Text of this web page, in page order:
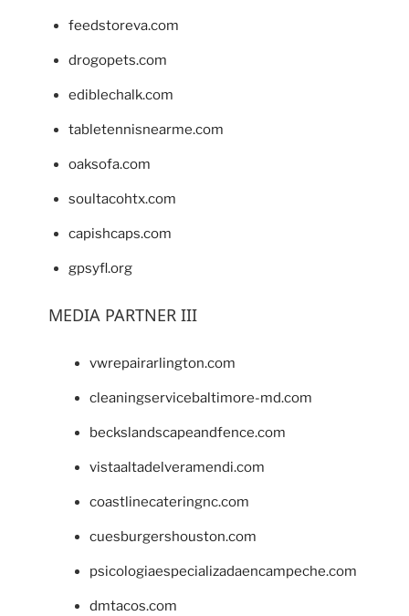
feedstoreva.com
drogopets.com
ediblechalk.com
tabletennisnearme.com
oaksofa.com
soultacohtx.com
capishcaps.com
gpsyfl.org
MEDIA PARTNER III
vwrepairarlington.com
cleaningservicebaltimore-md.com
beckslandscapeandfence.com
vistaaltadelveramendi.com
coastlinecateringnc.com
cuesburgershouston.com
psicologiaespecializadaencampeche.com
dmtacos.com